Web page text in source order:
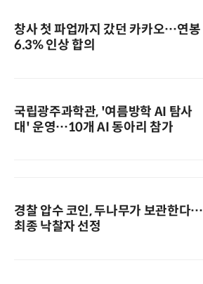
창사 첫 파업까지 갔던 카카오…연봉
6.3% 인상 합의
국립광주과학관, '여름방학 AI 탐사
대' 운영…10개 AI 동아리 참가
경찰 압수 코인, 두나무가 보관한다…
최종 낙찰자 선정